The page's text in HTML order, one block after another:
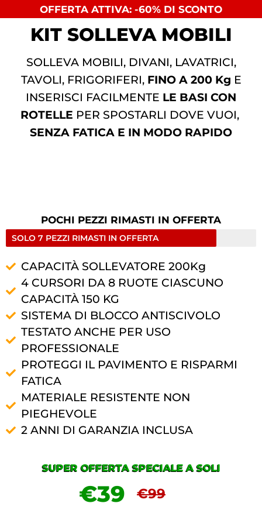
OFFERTA ATTIVA: -60% DI SCONTO
KIT SOLLEVA MOBILI
SOLLEVA MOBILI, DIVANI, LAVATRICI,
TAVOLI, FRIGORIFERI,FINO A 200 Kg E
INSERISCI FACILMENTE LE BASI CON
ROTELLE PER SPOSTARLI DOVE VUOI,
SENZA FATICA E IN MODO RAPIDO
POCHI PEZZI RIMASTI IN OFFERTA
SOLO 7 PEZZI RIMASTI IN OFFERTA
CAPACITÀ SOLLEVATORE 200Kg
4 CURSORI DA 8 RUOTE CIASCUNO
CAPACITÀ 150 KG
SISTEMA DI BLOCCO ANTISCIVOLO
TESTATO ANCHE PER USO
PROFESSIONALE
PROTEGGI IL PAVIMENTO E RISPARMI
FATICA
MATERIALE RESISTENTE NON
PIEGHEVOLE
2 ANNI DI GARANZIA INCLUSA
SUPER OFFERTA SPECIALE A SOLI
€39 €99